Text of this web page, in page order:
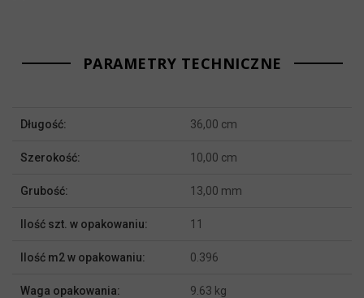
PARAMETRY TECHNICZNE
Długość: 36,00 cm
Szerokość: 10,00 cm
Grubość: 13,00 mm
Ilość szt. w opakowaniu: 11
Ilość m2 w opakowaniu: 0.396
Waga opakowania: 9.63 kg